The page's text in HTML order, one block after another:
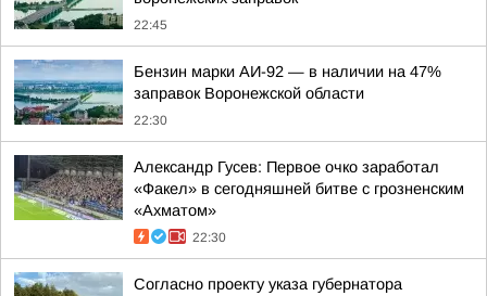
22:45
Бензин марки АИ-92 — в наличии на 47%
заправок Воронежской области
22:30
Александр Гусев: Первое очко заработал
«Факел» в сегодняшней битве с грозненским
«Ахматом»
22:30
Согласно проекту указа губернатора